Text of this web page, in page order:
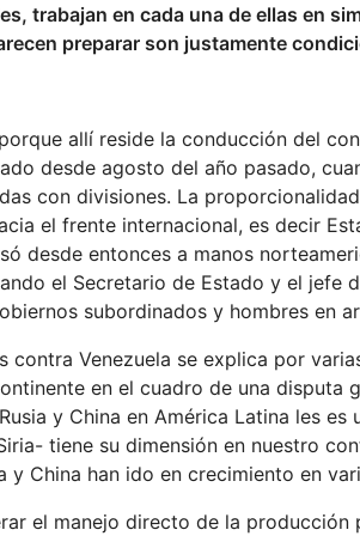
trabajan en cada una de ellas en
preparar son justamente
allí reside la conducción del
desde agosto del año pasado,
con divisiones. La
el frente internacional, es decir
desde entonces a manos
el Secretario de Estado y el jefe
subordinados y hombres en
contra Venezuela se explica por
en el cuadro de una disputa
y China en América Latina les es
tiene su dimensión en nuestro
y China han ido en crecimiento en
el manejo directo de la producción